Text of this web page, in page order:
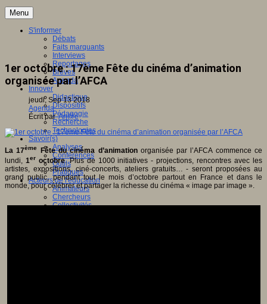
Menu
S'informer
Débats
Faits marquants
Interviews
Reportages
Brèves
Agenda
Innover
Didactique
Dispositifs
Pédagogie
Recherche
Technologies
Savoir(s)
Analyses
Conférences
Outils
Pratiques
Acteurs de l'éducation
Animateurs
Chercheurs
Collectivités
1er octobre : 17ème Fête du cinéma d’animation
organisée par l’AFCA
jeudi, Sep 13 2018
Agenda
Écrit parAn@é
La 17ème Fête du cinéma d’animationorganisée par l’AFCA commence ce
lundi, 1eroctobre. Plus de 1000 initiatives - projections, rencontres avec les
artistes, expositions, ciné-concerts, ateliers gratuits… - seront proposées au
grand public, pendant tout le mois d’octobre partout en France et dans le
monde, pour célébrer et partager la richesse du cinéma « image par image ».